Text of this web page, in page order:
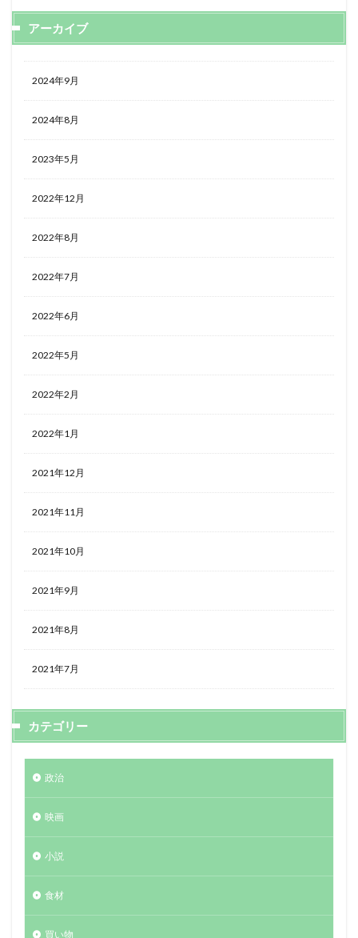
アーカイブ
2024年9月
2024年8月
2023年5月
2022年12月
2022年8月
2022年7月
2022年6月
2022年5月
2022年2月
2022年1月
2021年12月
2021年11月
2021年10月
2021年9月
2021年8月
2021年7月
カテゴリー
政治
映画
小説
食材
買い物